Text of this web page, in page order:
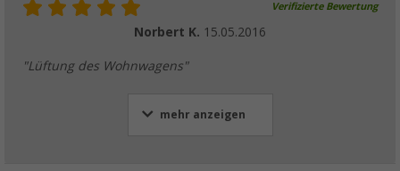
Verifizierte Bewertung
Norbert K. 15.05.2016
"Lüftung des Wohnwagens"
mehr anzeigen